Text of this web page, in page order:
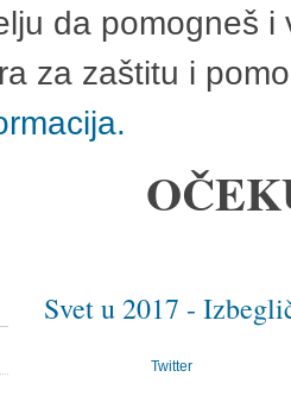
da pomogneš
za zaštitu i
Svet u 2017 -
Twitter